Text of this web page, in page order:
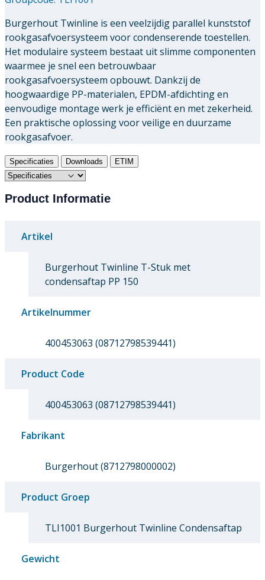
Burgerhout Twinline is een veelzijdig parallel kunststof
rookgasafvoersysteem voor condenserende toestellen.
Het modulaire systeem bestaat uit slimme componenten
waarmee je snel een betrouwbaar
rookgasafvoersysteem opbouwt. Dankzij de
hoogwaardige PP-materialen, EPDM-afdichting en
eenvoudige montage werk je efficiënt en met zekerheid.
Een praktische oplossing voor veilige en duurzame
rookgasafvoer.
Specificaties Downloads ETIM
Product Informatie
Artikel
Burgerhout Twinline T-Stuk met
condensaftap PP 150
Artikelnummer
400453063 (08712798539441)
Product Code
400453063 (08712798539441)
Fabrikant
Burgerhout (8712798000002)
Product Groep
TLI1001 Burgerhout Twinline Condensaftap
Gewicht